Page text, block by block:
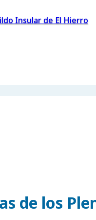
Insular de El Hierro
de los